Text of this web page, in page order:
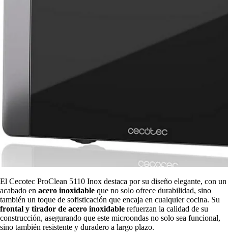
El Cecotec ProClean 5110 Inox destaca por su diseño elegante, con un
acabado en acero inoxidable que no solo ofrece durabilidad, sino
también un toque de sofisticación que encaja en cualquier cocina. Su
frontal y tirador de acero inoxidable refuerzan la calidad de su
construcción, asegurando que este microondas no solo sea funcional,
sino también resistente y duradero a largo plazo.